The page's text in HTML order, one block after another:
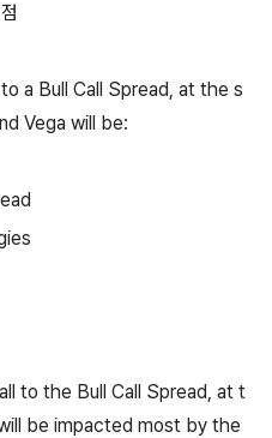
a Bull Call Spread, at the s
Vega will be:
to the Bull Call Spread, at t
be impacted most by the